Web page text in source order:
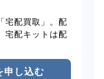
宅配買取」。配
宅配キットは配
申し込む